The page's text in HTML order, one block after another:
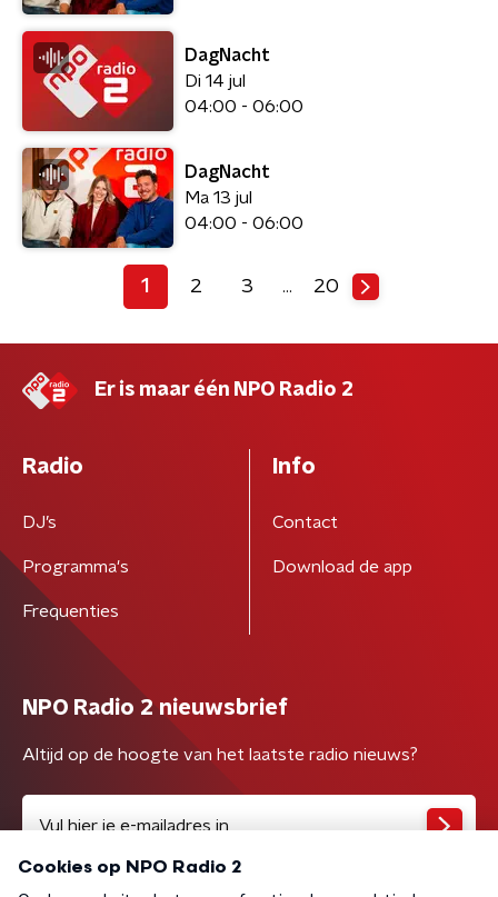
DagNacht
Di 14 jul
04:00 - 06:00
DagNacht
Ma 13 jul
04:00 - 06:00
1 2 3 … 20
Er is maar één NPO Radio 2
Radio
DJ’s
Programma's
Frequenties
Info
Contact
Download de app
NPO Radio 2 nieuwsbrief
Altijd op de hoogte van het laatste radio nieuws?